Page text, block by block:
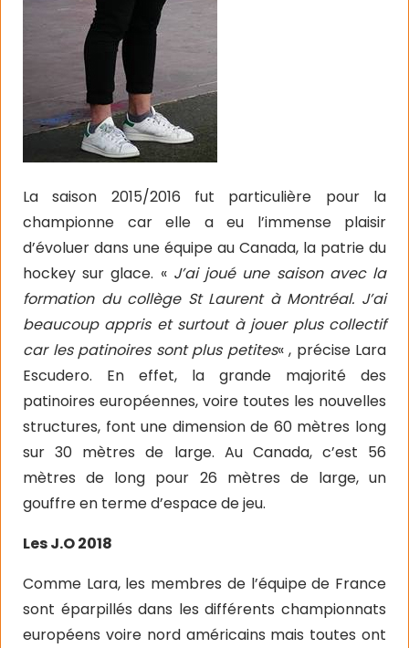
La saison 2015/2016 fut particulière pour la
championne car elle a eu l’immense plaisir
d’évoluer dans une équipe au Canada, la patrie du
hockey sur glace. « J’ai joué une saison avec la
formation du collège St Laurent à Montréal. J’ai
beaucoup appris et surtout à jouer plus collectif
car les patinoires sont plus petites« , précise Lara
Escudero. En effet, la grande majorité des
patinoires européennes, voire toutes les nouvelles
structures, font une dimension de 60 mètres long
sur 30 mètres de large. Au Canada, c’est 56
mètres de long pour 26 mètres de large, un
gouffre en terme d’espace de jeu.
Les J.O 2018
Comme Lara, les membres de l’équipe de France
sont éparpillés dans les différents championnats
européens voire nord américains mais toutes ont